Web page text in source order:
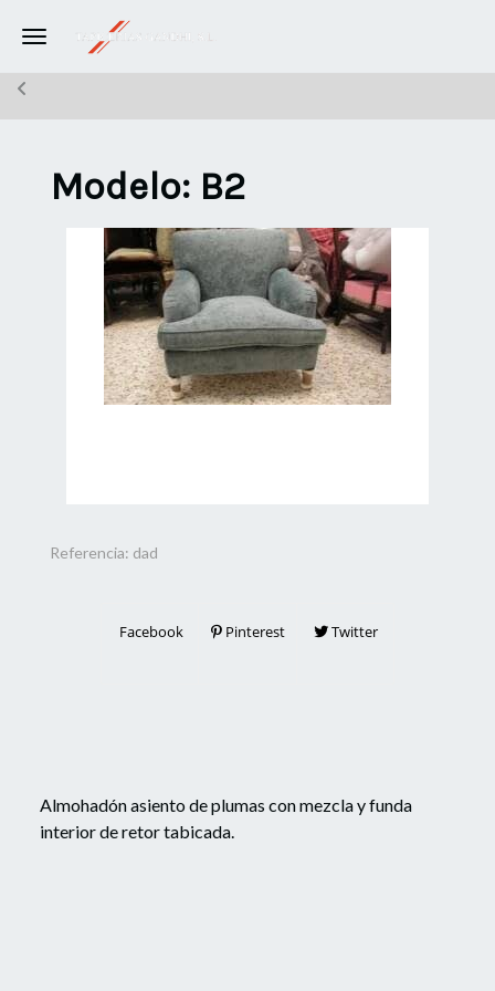
Toggle navigation
Modelo: B2
Referencia: dad
Facebook Pinterest Twitter
Almohadón asiento de plumas con mezcla y funda
interior de retor tabicada.